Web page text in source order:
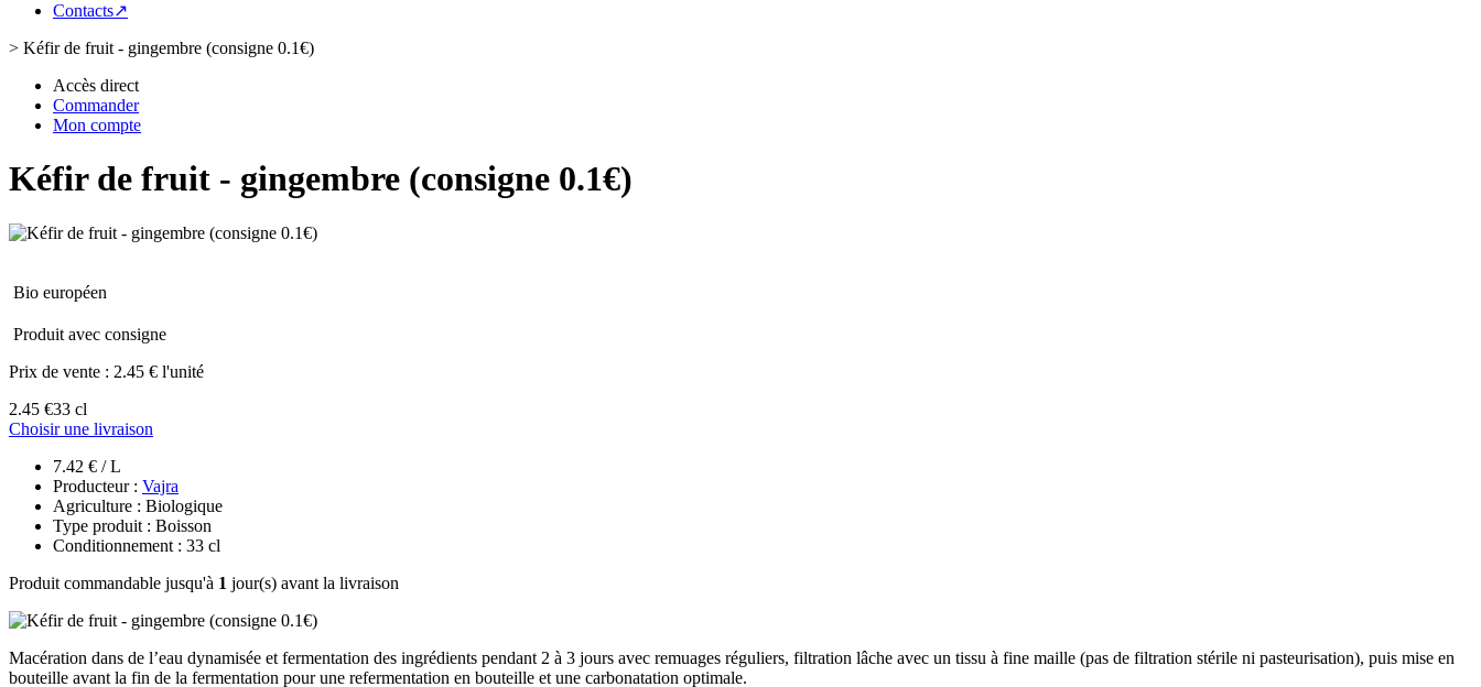
Contacts↗
> Kéfir de fruit - gingembre (consigne 0.1€)
Accès direct
Commander
Mon compte
Kéfir de fruit - gingembre (consigne 0.1€)
Bio européen
Produit avec consigne
Prix de vente : 2.45 € l'unité
2.45 €33 cl
Choisir une livraison
7.42 € / L
Producteur : Vajra
Agriculture : Biologique
Type produit : Boisson
Conditionnement : 33 cl
Produit commandable jusqu'à 1 jour(s) avant la livraison
Macération dans de l’eau dynamisée et fermentation des ingrédients pendant 2 à 3 jours avec remuages réguliers, filtration lâche avec un tissu à fine maille (pas de filtration stérile ni pasteurisation), puis mise en
bouteille avant la fin de la fermentation pour une refermentation en bouteille et une carbonatation optimale.